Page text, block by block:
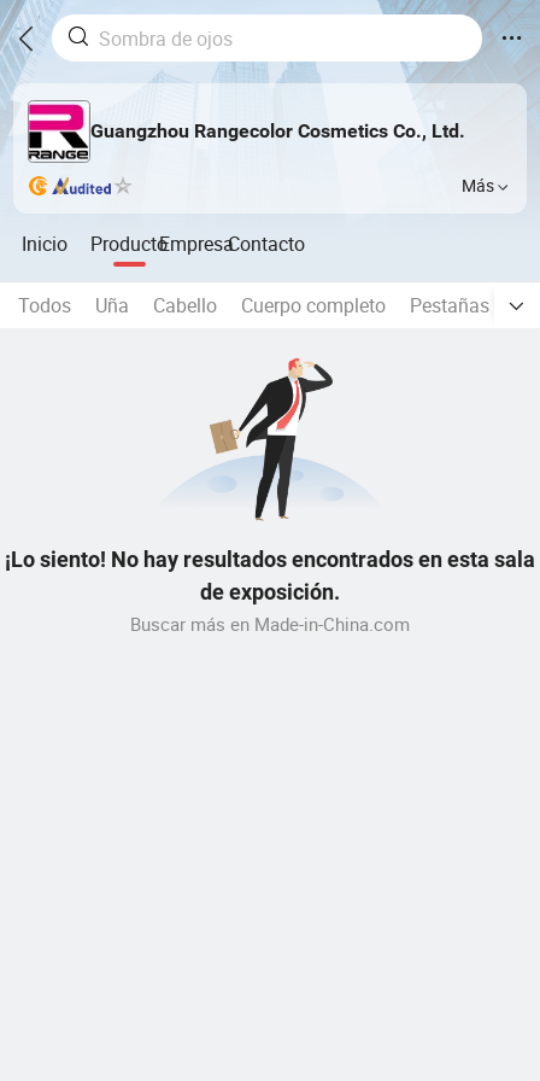
Guangzhou Rangecolor Cosmetics Co., Ltd.
Más
Inicio ProductoEmpresaContacto
Todos Uña Cabello Cuerpo completo Pestañas
¡Lo siento! No hay resultados encontrados en esta sala
de exposición.
Buscar más en Made-in-China.com